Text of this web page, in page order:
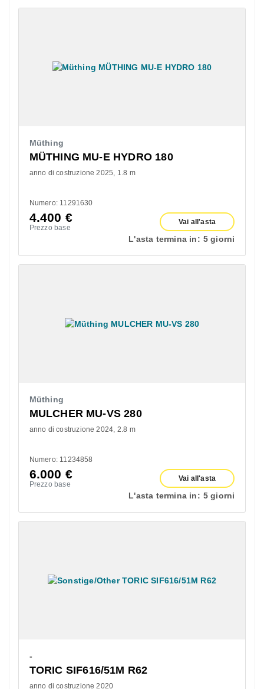
Müthing
MÜTHING MU-E HYDRO 180
anno di costruzione 2025 1.8 m
Numero: 11291630
4.400 €
Prezzo base
Vai all'asta
L'asta termina in: 5 giorni
Müthing
MULCHER MU-VS 280
anno di costruzione 2024 2.8 m
Numero: 11234858
6.000 €
Prezzo base
Vai all'asta
L'asta termina in: 5 giorni
-
TORIC SIF616/51M R62
anno di costruzione 2020